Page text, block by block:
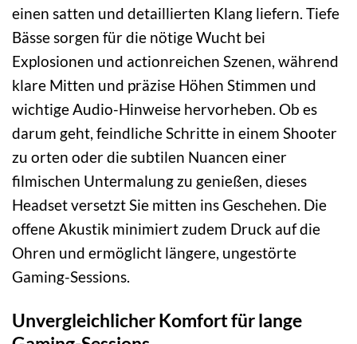
einen satten und detaillierten Klang liefern. Tiefe
Bässe sorgen für die nötige Wucht bei
Explosionen und actionreichen Szenen, während
klare Mitten und präzise Höhen Stimmen und
wichtige Audio-Hinweise hervorheben. Ob es
darum geht, feindliche Schritte in einem Shooter
zu orten oder die subtilen Nuancen einer
filmischen Untermalung zu genießen, dieses
Headset versetzt Sie mitten ins Geschehen. Die
offene Akustik minimiert zudem Druck auf die
Ohren und ermöglicht längere, ungestörte
Gaming-Sessions.
Unvergleichlicher Komfort für lange